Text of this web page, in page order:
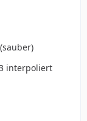
interpoliert